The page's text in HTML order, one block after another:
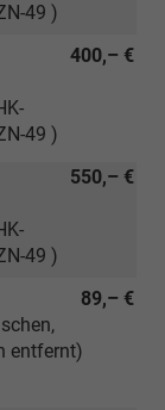
49 )
400,– €
49 )
550,– €
49 )
89,– €
entfernt)